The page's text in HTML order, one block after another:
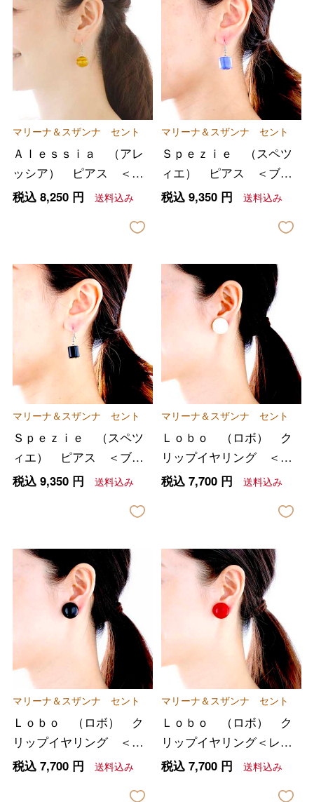
マリーナ＆スザンナ セント
Ａｌｅｓｓｉａ （アレ
ッシア） ピアス ＜マ
スタードイエロー＞
税込 8,250円 送料込み
マリーナ＆スザンナ セント
Ｓｐｅｚｉｅ （スペツ
ィエ） ピアス ＜ブル
ー＞
税込 9,350円 送料込み
マリーナ＆スザンナ セント
Ｓｐｅｚｉｅ （スペツ
ィエ） ピアス ＜ブラ
ック＞
税込 9,350円 送料込み
マリーナ＆スザンナ セント
Ｌｏｂｏ （ロボ） ク
リップイヤリング ＜ア
イボリー＞
税込 7,700円 送料込み
マリーナ＆スザンナ セント
Ｌｏｂｏ （ロボ） ク
リップイヤリング ＜ブ
ラック＞
税込 7,700円 送料込み
マリーナ＆スザンナ セント
Ｌｏｂｏ （ロボ） ク
リップイヤリング＜レッ
ド＞
税込 7,700円 送料込み